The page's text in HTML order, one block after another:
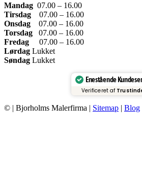
Mandag 07.00 – 16.00
Tirsdag 07.00 – 16.00
Onsdag 07.00 – 16.00
Torsdag 07.00 – 16.00
Fredag 07.00 – 16.00
Lørdag Lukket
Søndag Lukket
Enestående
Verificeret af
© | Bjorholms Malerfirma | Sitemap | Blog